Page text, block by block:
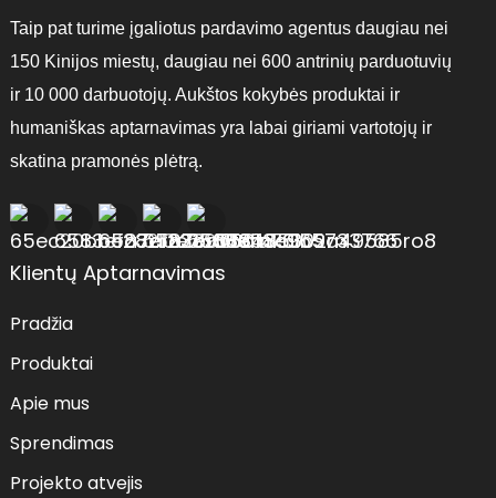
Taip pat turime įgaliotus pardavimo agentus daugiau nei
150 Kinijos miestų, daugiau nei 600 antrinių parduotuvių
ir 10 000 darbuotojų. Aukštos kokybės produktai ir
humaniškas aptarnavimas yra labai giriami vartotojų ir
skatina pramonės plėtrą.
Klientų Aptarnavimas
Pradžia
Produktai
Apie mus
Sprendimas
Projekto atvejis